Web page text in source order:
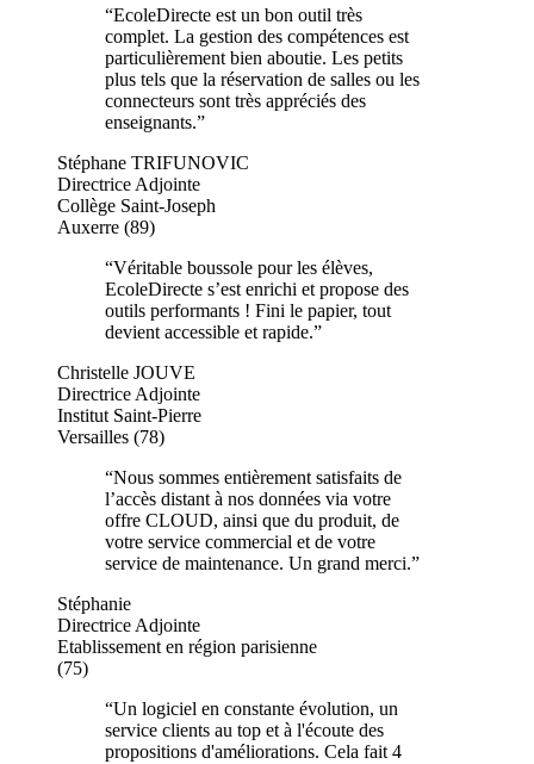
“EcoleDirecte est un bon outil très
complet. La gestion des compétences est
particulièrement bien aboutie. Les petits
plus tels que la réservation de salles ou les
connecteurs sont très appréciés des
enseignants.”
Stéphane TRIFUNOVIC
Directrice Adjointe
Collège Saint-Joseph
Auxerre (89)
“Véritable boussole pour les élèves,
EcoleDirecte s’est enrichi et propose des
outils performants ! Fini le papier, tout
devient accessible et rapide.”
Christelle JOUVE
Directrice Adjointe
Institut Saint-Pierre
Versailles (78)
“Nous sommes entièrement satisfaits de
l’accès distant à nos données via votre
offre CLOUD, ainsi que du produit, de
votre service commercial et de votre
service de maintenance. Un grand merci.”
Stéphanie
Directrice Adjointe
Etablissement en région parisienne
(75)
“Un logiciel en constante évolution, un
service clients au top et à l'écoute des
propositions d'améliorations. Cela fait 4